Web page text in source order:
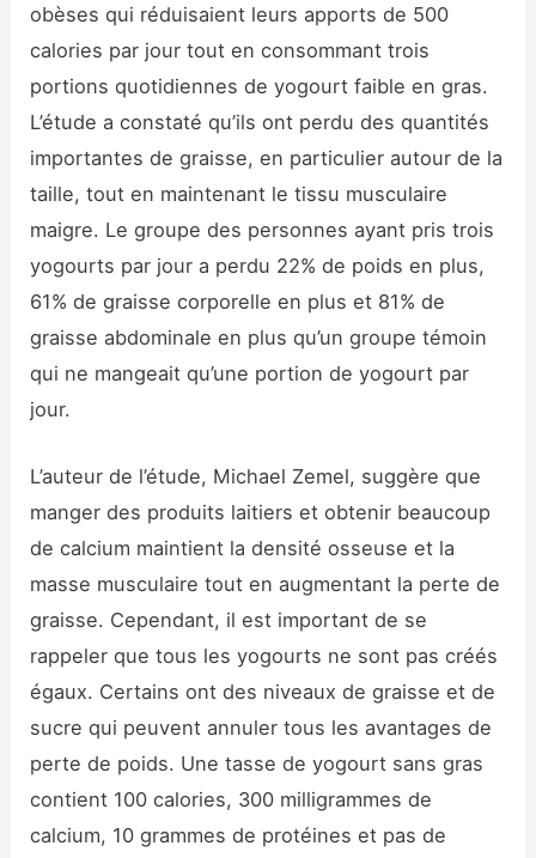
obèses qui réduisaient leurs apports de 500
calories par jour tout en consommant trois
portions quotidiennes de yogourt faible en gras.
L’étude a constaté qu’ils ont perdu des quantités
importantes de graisse, en particulier autour de la
taille, tout en maintenant le tissu musculaire
maigre. Le groupe des personnes ayant pris trois
yogourts par jour a perdu 22% de poids en plus,
61% de graisse corporelle en plus et 81% de
graisse abdominale en plus qu’un groupe témoin
qui ne mangeait qu’une portion de yogourt par
jour.
L’auteur de l’étude, Michael Zemel, suggère que
manger des produits laitiers et obtenir beaucoup
de calcium maintient la densité osseuse et la
masse musculaire tout en augmentant la perte de
graisse. Cependant, il est important de se
rappeler que tous les yogourts ne sont pas créés
égaux. Certains ont des niveaux de graisse et de
sucre qui peuvent annuler tous les avantages de
perte de poids. Une tasse de yogourt sans gras
contient 100 calories, 300 milligrammes de
calcium, 10 grammes de protéines et pas de